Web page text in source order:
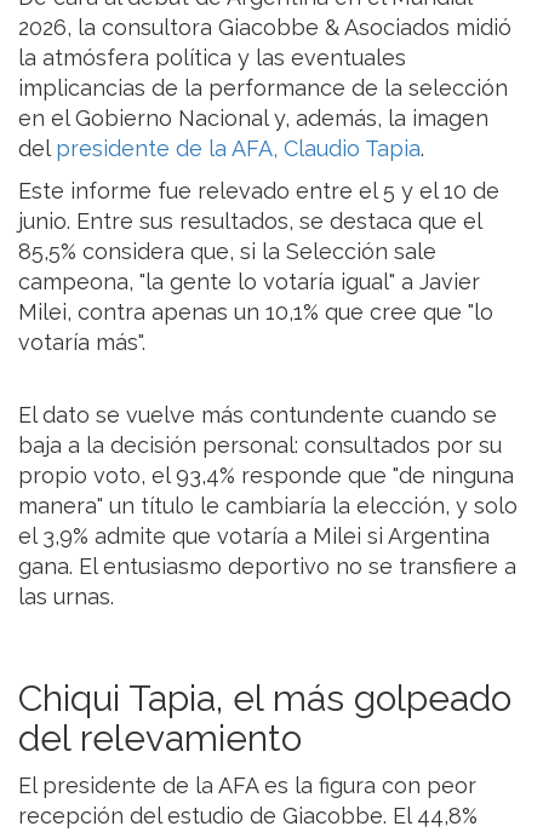
2026, la consultora Giacobbe & Asociados midió
la atmósfera política y las eventuales
implicancias de la performance de la selección
en el Gobierno Nacional y, además, la imagen
del presidente de la AFA, Claudio Tapia.
Este informe fue relevado entre el 5 y el 10 de
junio. Entre sus resultados, se destaca que el
85,5% considera que, si la Selección sale
campeona, "la gente lo votaría igual" a Javier
Milei, contra apenas un 10,1% que cree que "lo
votaría más".
El dato se vuelve más contundente cuando se
baja a la decisión personal: consultados por su
propio voto, el 93,4% responde que "de ninguna
manera" un título le cambiaría la elección, y solo
el 3,9% admite que votaría a Milei si Argentina
gana. El entusiasmo deportivo no se transfiere a
las urnas.
Chiqui Tapia, el más golpeado
del relevamiento
El presidente de la AFA es la figura con peor
recepción del estudio de Giacobbe. El 44,8%